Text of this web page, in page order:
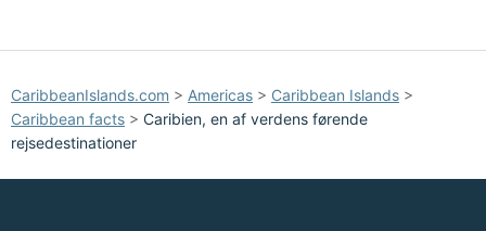
CaribbeanIslands.com > Americas > Caribbean Islands >
Caribbean facts > Caribien, en af verdens førende
rejsedestinationer